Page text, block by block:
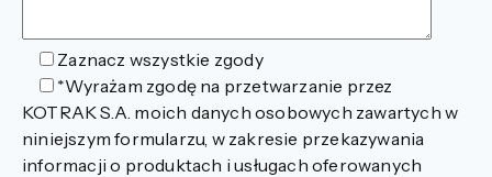
Zaznacz wszystkie zgody
*Wyrażam zgodę na przetwarzanie przez
KOTRAK S.A. moich danych osobowych zawartych w
niniejszym formularzu, w zakresie przekazywania
informacji o produktach i usługach oferowanych